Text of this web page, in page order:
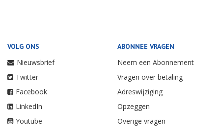
VOLG ONS
Nieuwsbrief
Twitter
Facebook
LinkedIn
Youtube
ABONNEE VRAGEN
Neem een Abonnement
Vragen over betaling
Adreswijziging
Opzeggen
Overige vragen